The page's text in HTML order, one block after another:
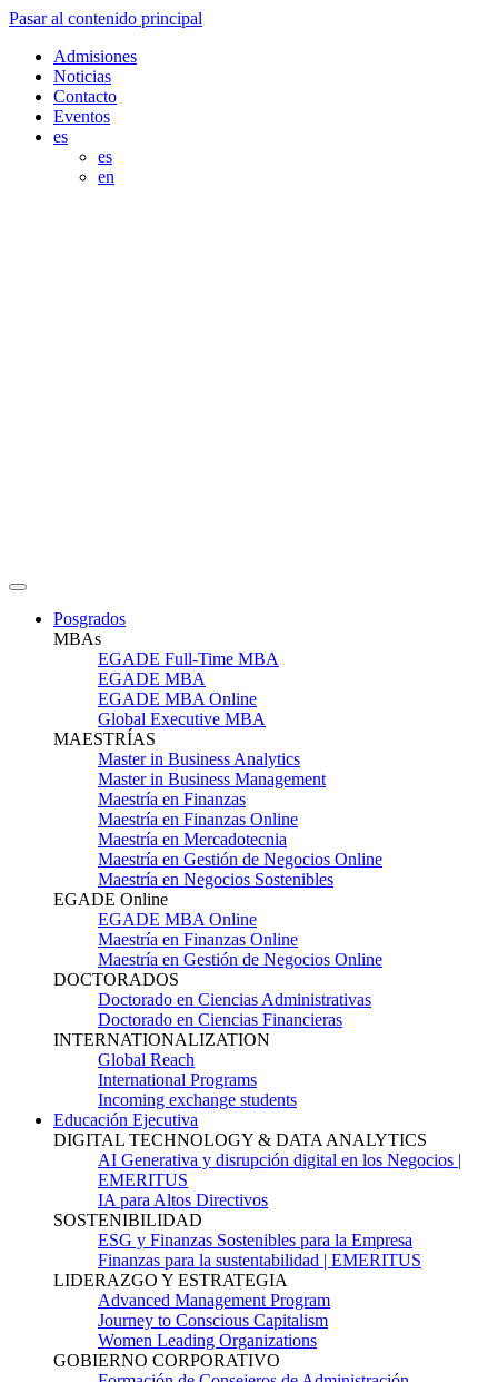
Pasar al contenido principal
Admisiones
Noticias
Contacto
Eventos
es
es
en
Posgrados
MBAs
EGADE Full-Time MBA
EGADE MBA
EGADE MBA Online
Global Executive MBA
MAESTRÍAS
Master in Business Analytics
Master in Business Management
Maestría en Finanzas
Maestría en Finanzas Online
Maestría en Mercadotecnia
Maestría en Gestión de Negocios Online
Maestría en Negocios Sostenibles
EGADE Online
EGADE MBA Online
Maestría en Finanzas Online
Maestría en Gestión de Negocios Online
DOCTORADOS
Doctorado en Ciencias Administrativas
Doctorado en Ciencias Financieras
INTERNATIONALIZATION
Global Reach
International Programs
Incoming exchange students
Educación Ejecutiva
DIGITAL TECHNOLOGY & DATA ANALYTICS
AI Generativa y disrupción digital en los Negocios |
EMERITUS
IA para Altos Directivos
SOSTENIBILIDAD
ESG y Finanzas Sostenibles para la Empresa
Finanzas para la sustentabilidad | EMERITUS
LIDERAZGO Y ESTRATEGIA
Advanced Management Program
Journey to Conscious Capitalism
Women Leading Organizations
GOBIERNO CORPORATIVO